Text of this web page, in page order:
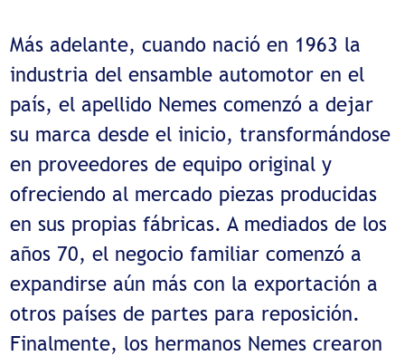
Más adelante, cuando nació en 1963 la
industria del ensamble automotor en el
país, el apellido Nemes comenzó a dejar
su marca desde el inicio, transformándose
en proveedores de equipo original y
ofreciendo al mercado piezas producidas
en sus propias fábricas. A mediados de los
años 70, el negocio familiar comenzó a
expandirse aún más con la exportación a
otros países de partes para reposición.
Finalmente, los hermanos Nemes crearon